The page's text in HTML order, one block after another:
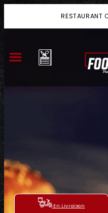
RESTAURANT
VOTRE COMPTE
NOTRE RESTAURANT
VOS AVIS En Livraison